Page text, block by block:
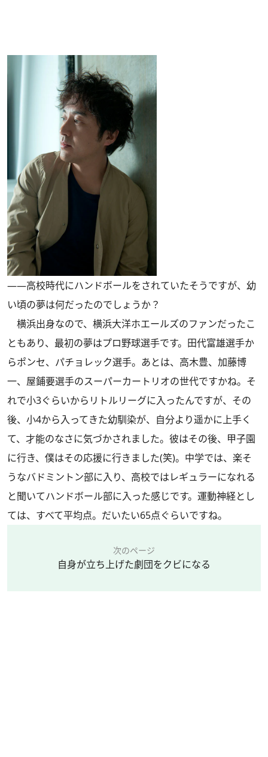
――高校時代にハンドボールをされていたそうですが、幼
い頃の夢は何だったのでしょうか？
横浜出身なので、横浜大洋ホエールズのファンだったこ
ともあり、最初の夢はプロ野球選手です。田代富雄選手か
らポンセ、パチョレック選手。あとは、高木豊、加藤博
一、屋鋪要選手のスーパーカートリオの世代ですかね。そ
れで小3ぐらいからリトルリーグに入ったんですが、その
後、小4から入ってきた幼馴染が、自分より遥かに上手く
て、才能のなさに気づかされました。彼はその後、甲子園
に行き、僕はその応援に行きました(笑)。中学では、楽そ
うなバドミントン部に入り、高校ではレギュラーになれる
と聞いてハンドボール部に入った感じです。運動神経とし
ては、すべて平均点。だいたい65点ぐらいですね。
次のページ
自身が立ち上げた劇団をクビになる